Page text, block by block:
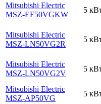
Mitsubishi Electric
MSZ-EF50VGKW
5
Mitsubishi Electric
MSZ-LN50VG2R
5
Mitsubishi Electric
MSZ-LN50VG2V
5
Mitsubishi Electric
MSZ-AP50VG
5